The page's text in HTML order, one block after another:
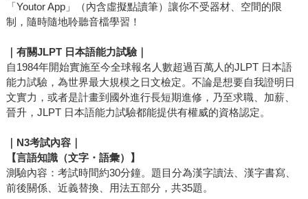
「Youtor App」（內含虛擬點讀筆）讓你不受器材、空間的限
制，隨時隨地聆聽音檔學習！
｜有關JLPT 日本語能力試驗｜
自1984年開始實施至今全球報名人數超過百萬人的JLPT 日本語
能力試驗，為世界最大規模之日文檢定。不論是想要自我證明日
文實力，或者是計畫到國外進行長短期進修，乃至求職、加薪、
晉升，JLPT 日本語能力試驗都能提供有權威的資格認定。
｜ N3考試內容｜
【言語知識（文字・語彙）】
測驗內容：考試時間約30分鐘。題目分為漢字讀法、漢字書寫、
前後關係、近義替換、用法五部分，共35題。